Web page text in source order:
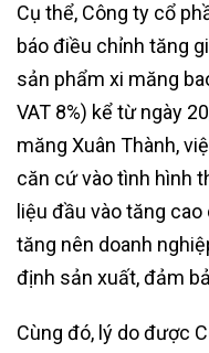
Cụ thể, Công ty cổ
báo điều chỉnh tăng
sản phẩm xi măng
VAT 8%) kể từ ngày
măng Xuân Thành,
căn cứ vào tình hình
liệu đầu vào tăng
tăng nên doanh
định sản xuất, đảm
Cùng đó, lý do được